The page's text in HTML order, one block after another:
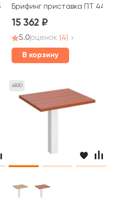
Patriot
Брифинг приставка ПТ 446
15 362
5.0оценок (4)
В корзину
4820